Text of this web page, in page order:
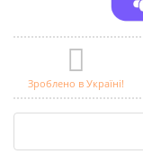
Зроблено в Україні!